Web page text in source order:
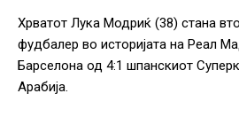
Хрватот Лука Модриќ (38) стана
фудбалер во историјата на Реал
Барселона од 4:1 шпанскиот
Арабија.